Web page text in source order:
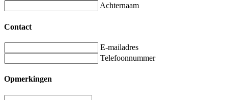
Achternaam
Contact
E-mailadres
Telefoonnummer
Opmerkingen